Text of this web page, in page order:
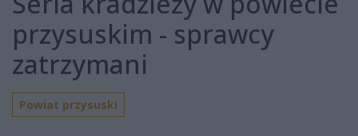
przysuskim - sprawcy
zatrzymani
Powiat przysuski